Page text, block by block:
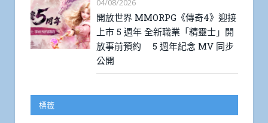
04/08/2026
開放世界 MMORPG《傳奇4》迎接
上市 5 週年 全新職業「精靈士」開
放事前預約 5 週年紀念 MV 同步
公開
標籤